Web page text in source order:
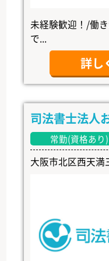
未経験歓迎！/働
で...
詳し
司法書士法人
常勤(資格あり)
大阪市北区西天満